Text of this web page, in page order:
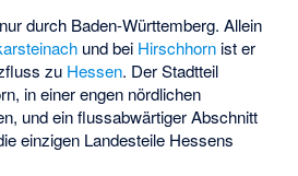
durch Baden-Württemberg. Allein
und bei Hirschhorn ist er
zu Hessen. Der Stadtteil
in einer engen nördlichen
und ein flussabwärtiger Abschnitt
einzigen Landesteile Hessens